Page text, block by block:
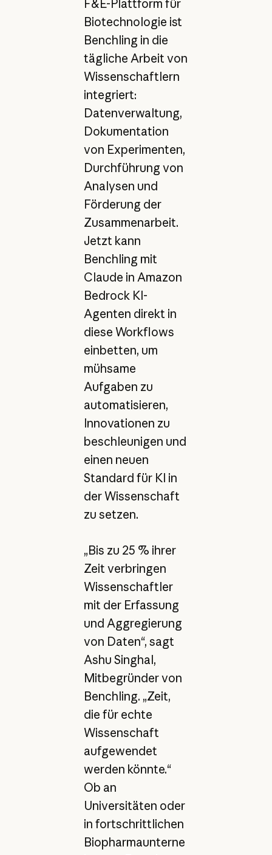
F&E-Plattform für
Biotechnologie ist
Benchling in die
tägliche Arbeit von
Wissenschaftlern
integriert:
Datenverwaltung,
Dokumentation
von Experimenten,
Durchführung von
Analysen und
Förderung der
Zusammenarbeit.
Jetzt kann
Benchling mit
Claude in Amazon
Bedrock KI-
Agenten direkt in
diese Workflows
einbetten, um
mühsame
Aufgaben zu
automatisieren,
Innovationen zu
beschleunigen und
einen neuen
Standard für KI in
der Wissenschaft
zu setzen.
„Bis zu 25 % ihrer
Zeit verbringen
Wissenschaftler
mit der Erfassung
und Aggregierung
von Daten“, sagt
Ashu Singhal,
Mitbegründer von
Benchling. „Zeit,
die für echte
Wissenschaft
aufgewendet
werden könnte.“
Ob an
Universitäten oder
in fortschrittlichen
Biopharmaunterne